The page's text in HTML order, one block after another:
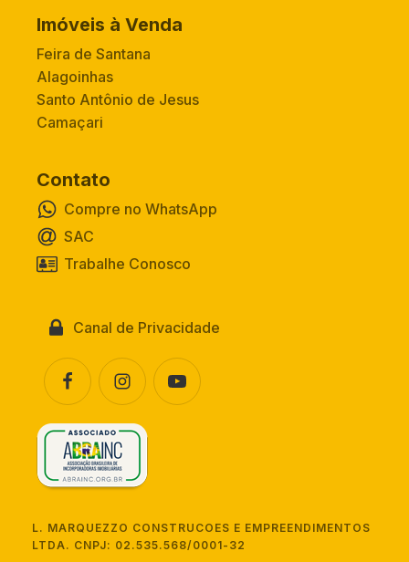
Imóveis à Venda
Feira de Santana
Alagoinhas
Santo Antônio de Jesus
Camaçari
Contato
Compre no WhatsApp
SAC
Trabalhe Conosco
Canal de Privacidade
L. MARQUEZZO CONSTRUCOES E EMPREENDIMENTOS
LTDA. CNPJ: 02.535.568/0001-32